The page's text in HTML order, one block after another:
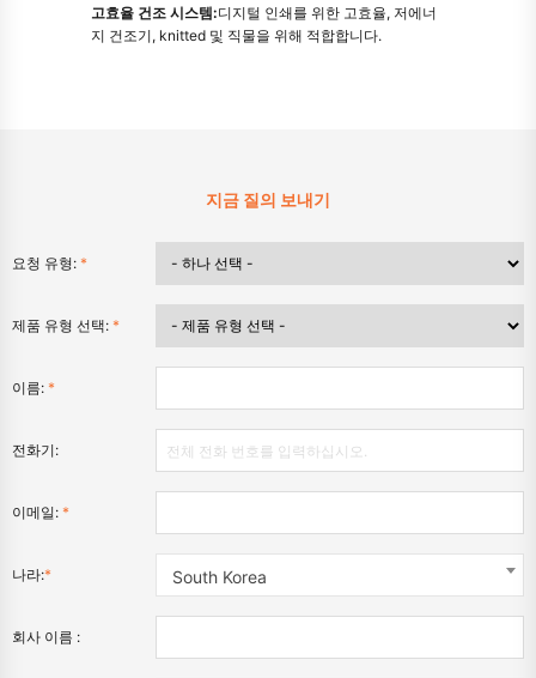
고효율 건조 시스템:디지털 인쇄를 위한 고효율, 저에너
지 건조기, knitted 및 직물을 위해 적합합니다.
지금 질의 보내기
요청 유형: *
제품 유형 선택: *
이름: *
전화기:
이메일: *
나라:* South Korea
회사 이름 :